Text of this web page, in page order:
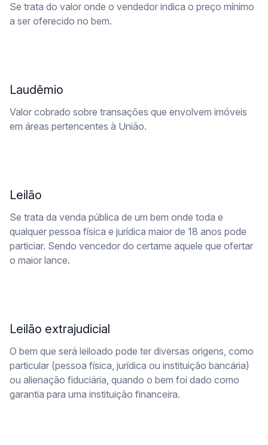
Se trata do valor onde o vendedor indica o preço mínimo
a ser oferecido no bem.
Laudêmio
Valor cobrado sobre transações que envolvem imóveis
em áreas pertencentes à União.
Leilão
Se trata da venda pública de um bem onde toda e
qualquer pessoa física e jurídica maior de 18 anos pode
particiar. Sendo vencedor do certame aquele que ofertar
o maior lance.
Leilão extrajudicial
O bem que será leiloado pode ter diversas origens, como
particular (pessoa física, jurídica ou instituição bancária)
ou alienação fiduciária, quando o bem foi dado como
garantia para uma instituição financeira.